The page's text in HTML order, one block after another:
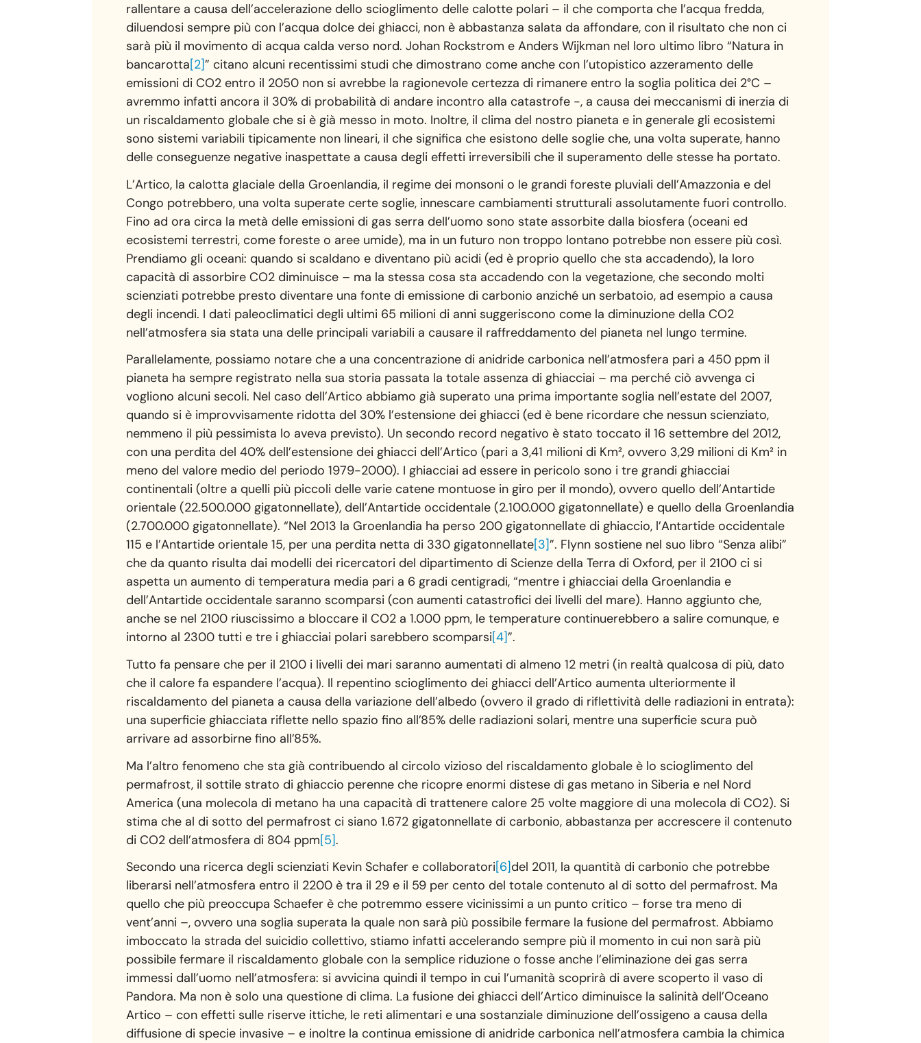
rallentare a causa dell’accelerazione dello scioglimento delle calotte polari – il che comporta che l’acqua fredda,
diluendosi sempre più con l’acqua dolce dei ghiacci, non è abbastanza salata da affondare, con il risultato che non ci
sarà più il movimento di acqua calda verso nord. Johan Rockstrom e Anders Wijkman nel loro ultimo libro “Natura in
bancarotta[2]” citano alcuni recentissimi studi che dimostrano come anche con l’utopistico azzeramento delle
emissioni di CO2 entro il 2050 non si avrebbe la ragionevole certezza di rimanere entro la soglia politica dei 2°C –
avremmo infatti ancora il 30% di probabilità di andare incontro alla catastrofe -, a causa dei meccanismi di inerzia di
un riscaldamento globale che si è già messo in moto. Inoltre, il clima del nostro pianeta e in generale gli ecosistemi
sono sistemi variabili tipicamente non lineari, il che significa che esistono delle soglie che, una volta superate, hanno
delle conseguenze negative inaspettate a causa degli effetti irreversibili che il superamento delle stesse ha portato.
L’Artico, la calotta glaciale della Groenlandia, il regime dei monsoni o le grandi foreste pluviali dell’Amazzonia e del
Congo potrebbero, una volta superate certe soglie, innescare cambiamenti strutturali assolutamente fuori controllo.
Fino ad ora circa la metà delle emissioni di gas serra dell’uomo sono state assorbite dalla biosfera (oceani ed
ecosistemi terrestri, come foreste o aree umide), ma in un futuro non troppo lontano potrebbe non essere più così.
Prendiamo gli oceani: quando si scaldano e diventano più acidi (ed è proprio quello che sta accadendo), la loro
capacità di assorbire CO2 diminuisce – ma la stessa cosa sta accadendo con la vegetazione, che secondo molti
scienziati potrebbe presto diventare una fonte di emissione di carbonio anziché un serbatoio, ad esempio a causa
degli incendi. I dati paleoclimatici degli ultimi 65 milioni di anni suggeriscono come la diminuzione della CO2
nell’atmosfera sia stata una delle principali variabili a causare il raffreddamento del pianeta nel lungo termine.
Parallelamente, possiamo notare che a una concentrazione di anidride carbonica nell’atmosfera pari a 450 ppm il
pianeta ha sempre registrato nella sua storia passata la totale assenza di ghiacciai – ma perché ciò avvenga ci
vogliono alcuni secoli. Nel caso dell’Artico abbiamo già superato una prima importante soglia nell’estate del 2007,
quando si è improvvisamente ridotta del 30% l’estensione dei ghiacci (ed è bene ricordare che nessun scienziato,
nemmeno il più pessimista lo aveva previsto). Un secondo record negativo è stato toccato il 16 settembre del 2012,
con una perdita del 40% dell’estensione dei ghiacci dell’Artico (pari a 3,41 milioni di Km², ovvero 3,29 milioni di Km² in
meno del valore medio del periodo 1979-2000). I ghiacciai ad essere in pericolo sono i tre grandi ghiacciai
continentali (oltre a quelli più piccoli delle varie catene montuose in giro per il mondo), ovvero quello dell’Antartide
orientale (22.500.000 gigatonnellate), dell’Antartide occidentale (2.100.000 gigatonnellate) e quello della Groenlandia
(2.700.000 gigatonnellate). “Nel 2013 la Groenlandia ha perso 200 gigatonnellate di ghiaccio, l’Antartide occidentale
115 e l’Antartide orientale 15, per una perdita netta di 330 gigatonnellate[3]”. Flynn sostiene nel suo libro “Senza alibi”
che da quanto risulta dai modelli dei ricercatori del dipartimento di Scienze della Terra di Oxford, per il 2100 ci si
aspetta un aumento di temperatura media pari a 6 gradi centigradi, “mentre i ghiacciai della Groenlandia e
dell’Antartide occidentale saranno scomparsi (con aumenti catastrofici dei livelli del mare). Hanno aggiunto che,
anche se nel 2100 riuscissimo a bloccare il CO2 a 1.000 ppm, le temperature continuerebbero a salire comunque, e
intorno al 2300 tutti e tre i ghiacciai polari sarebbero scomparsi[4]”.
Tutto fa pensare che per il 2100 i livelli dei mari saranno aumentati di almeno 12 metri (in realtà qualcosa di più, dato
che il calore fa espandere l’acqua). Il repentino scioglimento dei ghiacci dell’Artico aumenta ulteriormente il
riscaldamento del pianeta a causa della variazione dell’albedo (ovvero il grado di riflettività delle radiazioni in entrata):
una superficie ghiacciata riflette nello spazio fino all’85% delle radiazioni solari, mentre una superficie scura può
arrivare ad assorbirne fino all’85%.
Ma l’altro fenomeno che sta già contribuendo al circolo vizioso del riscaldamento globale è lo scioglimento del
permafrost, il sottile strato di ghiaccio perenne che ricopre enormi distese di gas metano in Siberia e nel Nord
America (una molecola di metano ha una capacità di trattenere calore 25 volte maggiore di una molecola di CO2). Si
stima che al di sotto del permafrost ci siano 1.672 gigatonnellate di carbonio, abbastanza per accrescere il contenuto
di CO2 dell’atmosfera di 804 ppm[5].
Secondo una ricerca degli scienziati Kevin Schafer e collaboratori[6]del 2011, la quantità di carbonio che potrebbe
liberarsi nell’atmosfera entro il 2200 è tra il 29 e il 59 per cento del totale contenuto al di sotto del permafrost. Ma
quello che più preoccupa Schaefer è che potremmo essere vicinissimi a un punto critico – forse tra meno di
vent’anni –, ovvero una soglia superata la quale non sarà più possibile fermare la fusione del permafrost. Abbiamo
imboccato la strada del suicidio collettivo, stiamo infatti accelerando sempre più il momento in cui non sarà più
possibile fermare il riscaldamento globale con la semplice riduzione o fosse anche l’eliminazione dei gas serra
immessi dall’uomo nell’atmosfera: si avvicina quindi il tempo in cui l’umanità scoprirà di avere scoperto il vaso di
Pandora. Ma non è solo una questione di clima. La fusione dei ghiacci dell’Artico diminuisce la salinità dell’Oceano
Artico – con effetti sulle riserve ittiche, le reti alimentari e una sostanziale diminuzione dell’ossigeno a causa della
diffusione di specie invasive – e inoltre la continua emissione di anidride carbonica nell’atmosfera cambia la chimica